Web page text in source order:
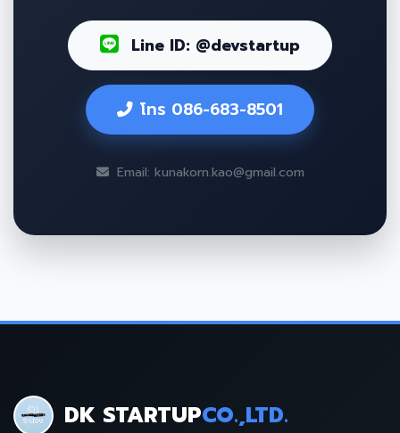
Line ID: @devstartup
โทร 086-683-8501
Email: kunakorn.kao@gmail.com
DK STARTUPCO.,LTD.